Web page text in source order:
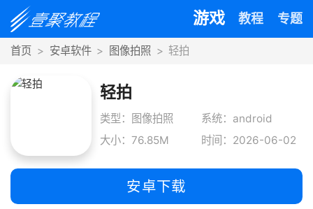
游戏 教程 专题
首页 安卓软件 图像拍照 轻拍
轻拍
类型：图像拍照
系统：android
大小：76.85M
时间：2026-06-02
安卓下载